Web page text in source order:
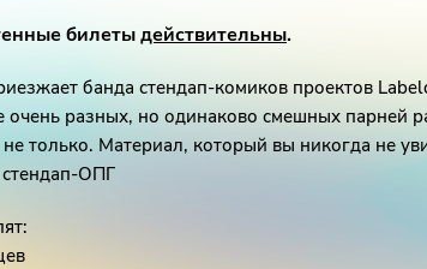
билетыдействительны.
банда стендап-комиков проектов
очень разных, но одинаково смешных парней
только. Материал, который вы никогда не
ОПГ